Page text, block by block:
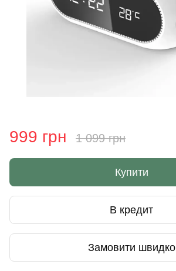
999 грн 1 099 грн
Купити
В кредит
Замовити швидко